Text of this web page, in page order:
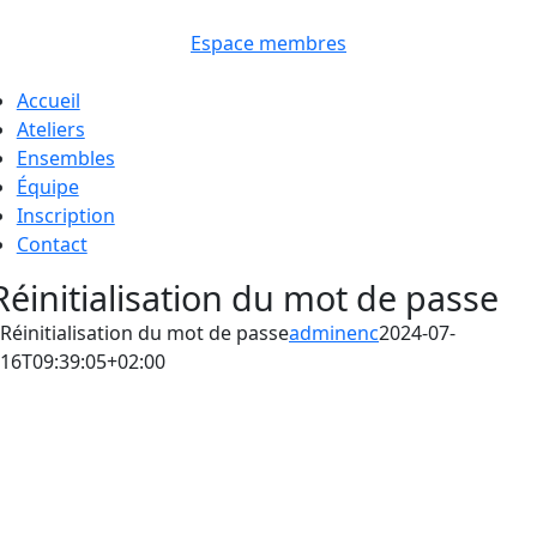
Espace membres
Accueil
Ateliers
Ensembles
Équipe
Inscription
Contact
du mot de passe
Réinitialisation du mot de passeadminenc2024-07-
16T09:39:05+02:00